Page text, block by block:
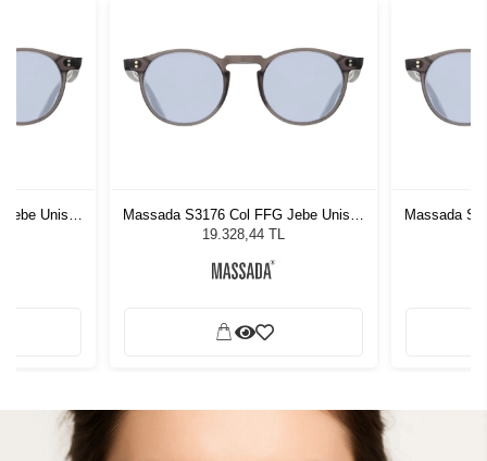
Unisex
Massada S3176 Col FFG Jebe Unisex
Güneş Gözlüğü
19.328,44 TL
Massada